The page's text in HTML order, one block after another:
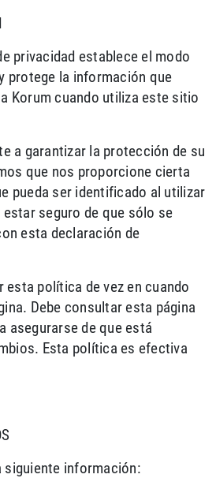
privacidad establece el modo
protege la información que
Korum cuando utiliza este sitio
a garantizar la protección de su
que nos proporcione cierta
pueda ser identificado al utilizar
seguro de que sólo se
esta declaración de
esta política de vez en cuando
Debe consultar esta página
asegurarse de que está
Esta política es efectiva
información: